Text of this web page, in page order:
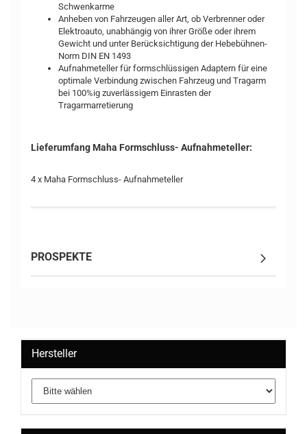
Schwenkarme
Anheben von Fahrzeugen aller Art, ob Verbrenner oder
Elektroauto, unabhängig von ihrer Größe oder ihrem
Gewicht und unter Berücksichtigung der Hebebühnen-
Norm DIN EN 1493
Aufnahmeteller für formschlüssigen Adaptern für eine
optimale Verbindung zwischen Fahrzeug und Tragarm
bei 100%ig zuverlässigem Einrasten der
Tragarmarretierung
Lieferumfang Maha Formschluss- Aufnahmeteller:
4 x Maha Formschluss- Aufnahmeteller
PROSPEKTE
Hersteller